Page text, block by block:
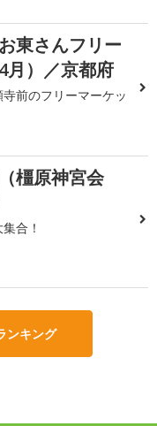
東さんフリー
月）／京都府
前のフリーマーケッ
橿原神宮会
合！
ンキング